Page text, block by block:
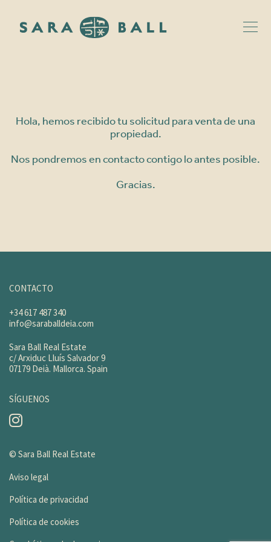
Hola, hemos recibido tu solicitud para venta de una
propiedad.
Nos pondremos en contacto contigo lo antes posible.
Gracias.
CONTACTO
+34 617 487 340
info@saraballdeia.com
Sara Ball Real Estate
c/ Arxiduc Lluís Salvador 9
07179 Deià. Mallorca. Spain
SÍGUENOS
© Sara Ball Real Estate
Aviso legal
Política de privacidad
Política de cookies